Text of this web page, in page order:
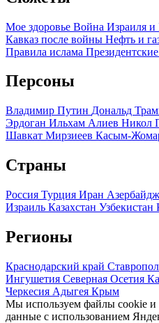
Мое здоровье Война Израиля и
Кавказ после войны Нефть и
Правила ислама
Персоны
Владимир Путин Дональд
Эрдоган Ильхам Алиев Никол
Шавкат Мирзиеев Касым-
Страны
Россия Турция Иран
Израиль Казахстан Узбекистан
Регионы
Краснодарский край
Ингушетия Северная Осетия
Черкесия Адыгея Крым
Мы используем файлы cookie и
данные с использованием